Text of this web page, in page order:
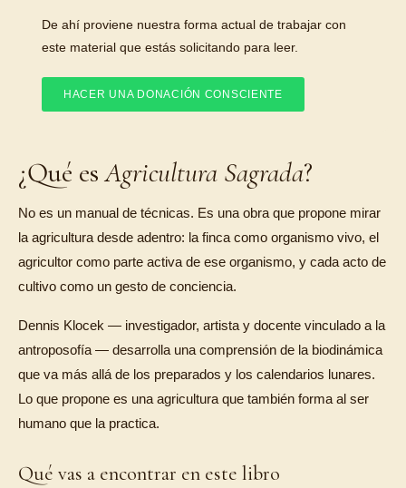
De ahí proviene nuestra forma actual de trabajar con
este material que estás solicitando para leer.
HACER UNA DONACIÓN CONSCIENTE
¿Qué esAgricultura Sagrada?
No es un manual de técnicas. Es una obra que propone mirar
la agricultura desde adentro: la finca como organismo vivo, el
agricultor como parte activa de ese organismo, y cada acto de
cultivo como un gesto de conciencia.
Dennis Klocek — investigador, artista y docente vinculado a la
antroposofía — desarrolla una comprensión de la biodinámica
que va más allá de los preparados y los calendarios lunares.
Lo que propone es una agricultura que también forma al ser
humano que la practica.
Qué vas a encontrar en este libro